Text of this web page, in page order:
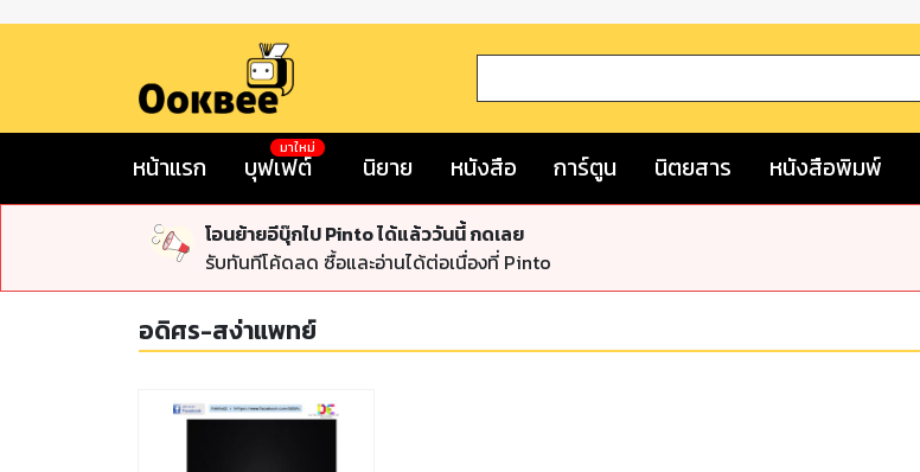
หน้าแรก บุฟเฟต์
มาใหม่
นิยาย หนังสือ การ์ตูน นิตยสาร หนังสือพิมพ์
โอนย้ายอีบุ๊กไป Pinto ได้แล้ววันนี้ กดเลย
รับทันทีโค้ดลด ซื้อและอ่านได้ต่อเนื่องที่ Pinto
อดิศร-สง่าแพทย์